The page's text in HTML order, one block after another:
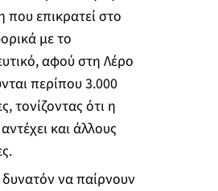
που επικρατεί στο
με το
αφού στη Λέρο
περίπου 3.000
τονίζοντας ότι η
και άλλους
δυνατόν να παίρνουν